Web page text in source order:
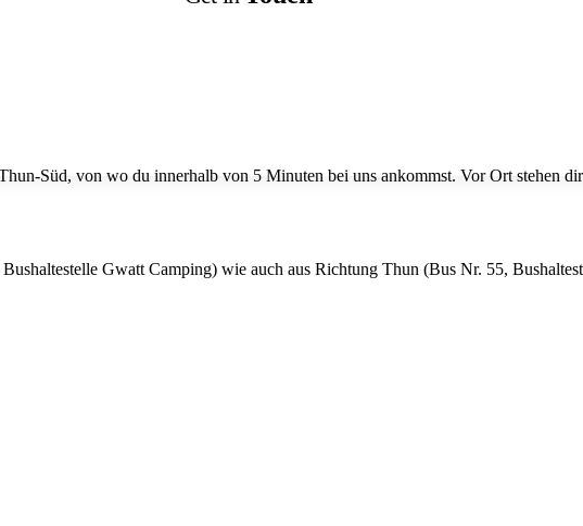
Süd, von wo du innerhalb von 5 Minuten bei uns ankommst. Vor Ort stehen
Gwatt Camping) wie auch aus Richtung Thun (Bus Nr. 55,